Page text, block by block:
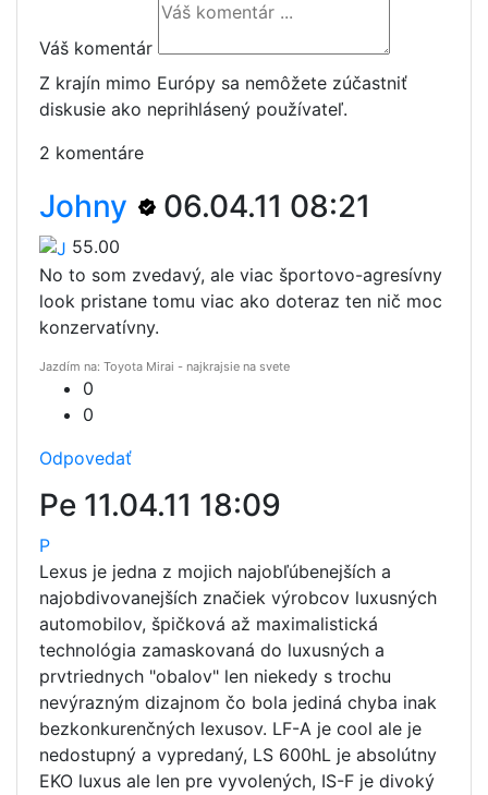
Váš komentár
Z krajín mimo Európy sa nemôžete zúčastniť
diskusie ako neprihlásený používateľ.
2 komentáre
Johny 06.04.11 08:21
55.00
No to som zvedavý, ale viac športovo-agresívny
look pristane tomu viac ako doteraz ten nič moc
konzervatívny.
Jazdím na: Toyota Mirai - najkrajsie na svete
0
0
Odpovedať
Pe 11.04.11 18:09
P
Lexus je jedna z mojich najobľúbenejších a
najobdivovanejších značiek výrobcov luxusných
automobilov, špičková až maximalistická
technológia zamaskovaná do luxusných a
prvtriednych "obalov" len niekedy s trochu
nevýrazným dizajnom čo bola jediná chyba inak
bezkonkurenčných lexusov. LF-A je cool ale je
nedostupný a vypredaný, LS 600hL je absolútny
EKO luxus ale len pre vyvolených, IS-F je divoký